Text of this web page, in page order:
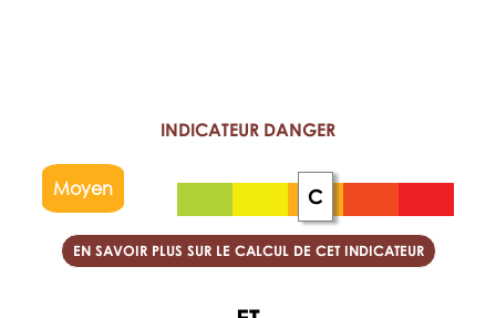
INDICATEUR DANGER
Moyen C
EN SAVOIR PLUS SUR LE CALCUL DE CET INDICATEUR